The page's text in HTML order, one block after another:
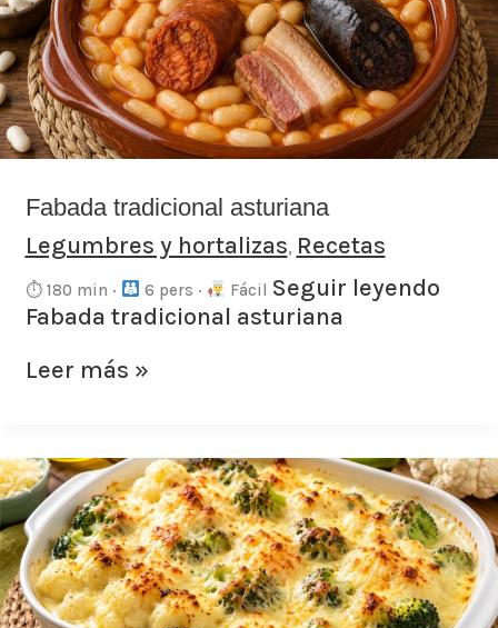
Fabada tradicional asturiana
Legumbres y hortalizas, Recetas
⏱ 180 min · 6 pers · Fácil Seguir leyendo
Fabada tradicional asturiana
Leer más »
Brocoli
y
coliflor
gratinados